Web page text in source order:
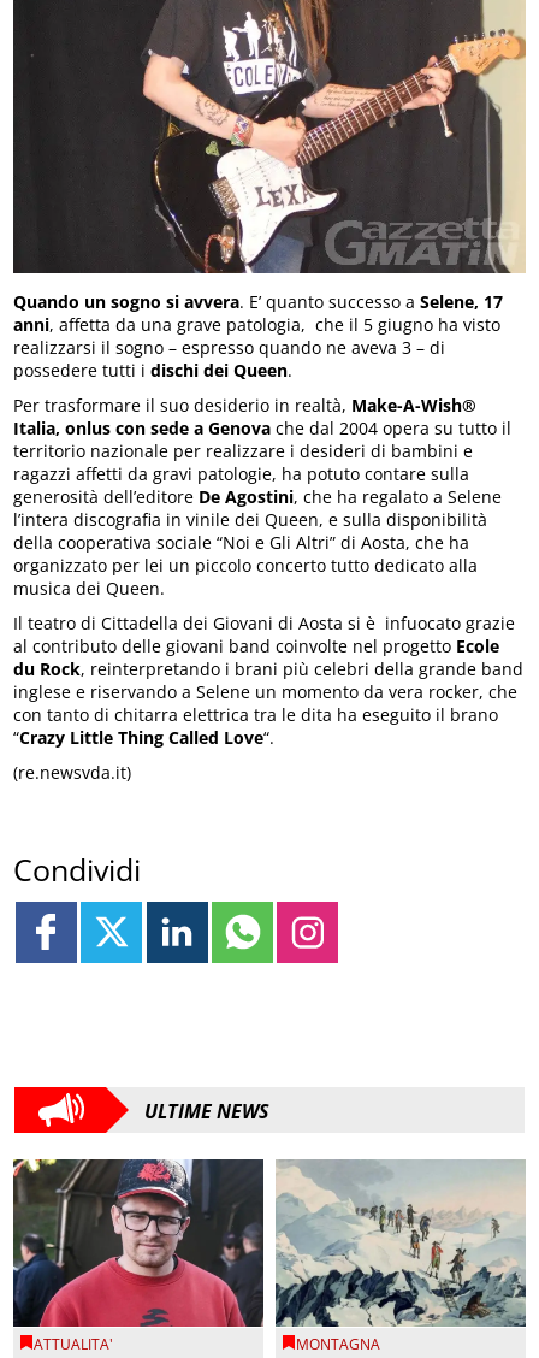
Quando un sogno si avvera. E’ quanto successo a Selene, 17
anni, affetta da una grave patologia, che il 5 giugno ha visto
realizzarsi il sogno – espresso quando ne aveva 3 – di
possedere tutti idischi dei Queen.
Per trasformare il suo desiderio in realtà, Make-A-Wish®
Italia, onlus con sede a Genova che dal 2004 opera su tutto il
territorio nazionale per realizzare i desideri di bambini e
ragazzi affetti da gravi patologie, ha potuto contare sulla
generosità dell’editore De Agostini, che ha regalato a Selene
l’intera discografia in vinile dei Queen, e sulla disponibilità
della cooperativa sociale “Noi e Gli Altri” di Aosta, che ha
organizzato per lei un piccolo concerto tutto dedicato alla
musica dei Queen.
Il teatro di Cittadella dei Giovani di Aosta si è infuocato grazie
al contributo delle giovani band coinvolte nel progetto Ecole
du Rock, reinterpretando i brani più celebri della grande band
inglese e riservando a Selene un momento da vera rocker, che
con tanto di chitarra elettrica tra le dita ha eseguito il brano
“Crazy Little Thing Called Love“.
(re.newsvda.it)
Condividi
ULTIME NEWS
ATTUALITA' MONTAGNA